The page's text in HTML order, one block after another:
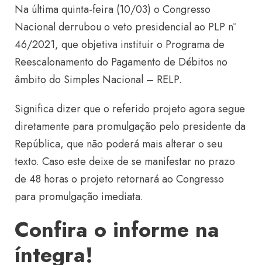
Na última quinta-feira (10/03) o Congresso
Nacional derrubou o veto presidencial ao PLP nº
46/2021, que objetiva instituir o Programa de
Reescalonamento do Pagamento de Débitos no
âmbito do Simples Nacional – RELP.
Significa dizer que o referido projeto agora segue
diretamente para promulgação pelo presidente da
República, que não poderá mais alterar o seu
texto. Caso este deixe de se manifestar no prazo
de 48 horas o projeto retornará ao Congresso
para promulgação imediata.
Confira o informe na
íntegra!